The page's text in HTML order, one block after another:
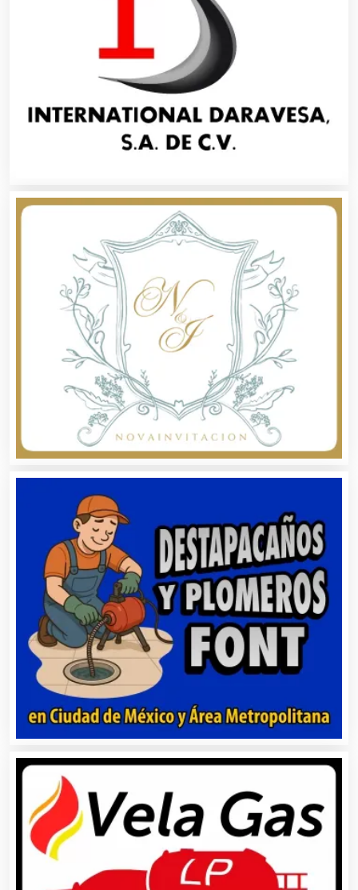
Artesanías
Artículos de Oficina
Artículos Deportivos
Artículos Importados
Artículos para el Hogar
Artículos para Regalos
Artículos Personales
Artículos Publicitarios
Aseguradoras
Asesores Técnicos
Asesoría Fiscal
Asilos
Asociaciones Civiles